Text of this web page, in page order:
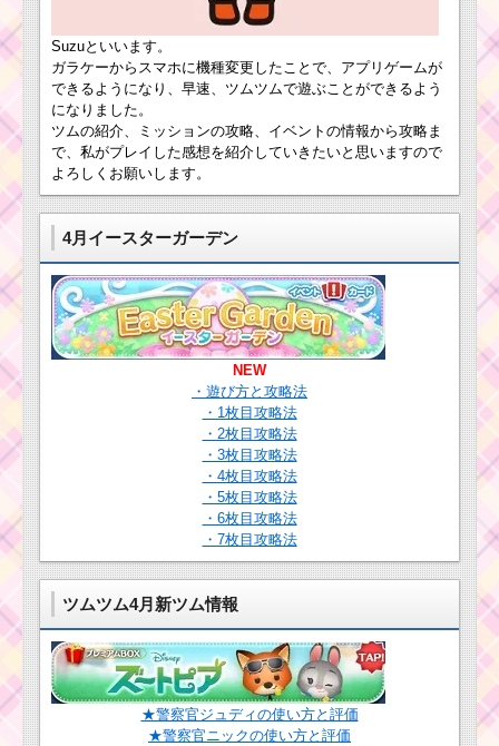
Suzuといいます。
ガラケーからスマホに機種変更したことで、アプリゲームが
できるようになり、早速、ツムツムで遊ぶことができるよう
になりました。
ツムの紹介、ミッションの攻略、イベントの情報から攻略ま
で、私がプレイした感想を紹介していきたいと思いますので
よろしくお願いします。
4月イースターガーデン
NEW
・遊び方と攻略法
・1枚目攻略法
・2枚目攻略法
・3枚目攻略法
・4枚目攻略法
・5枚目攻略法
・6枚目攻略法
・7枚目攻略法
ツムツム4月新ツム情報
★警察官ジュディの使い方と評価
★警察官ニックの使い方と評価